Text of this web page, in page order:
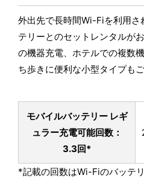
外出先で長時間Wi-Fiを利用さ
テリーとのセットレンタルが
の機器充電、ホテルでの複数
ち歩きに便利な小型タイプもご
モバイルバッテリー レギ
ュラー充電可能回数：
3.3回*
*記載の回数はWi-Fiのバッテ